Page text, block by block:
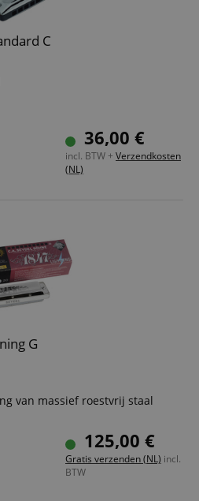
C
reinigingsdoek
36,00 €
incl. BTW + Verzendkosten
(NL)
G
van massief roestvrij staal
klankdeksels met speciale
tongen
reinigingsdoek
125,00 €
Gratis verzenden (NL) incl.
BTW